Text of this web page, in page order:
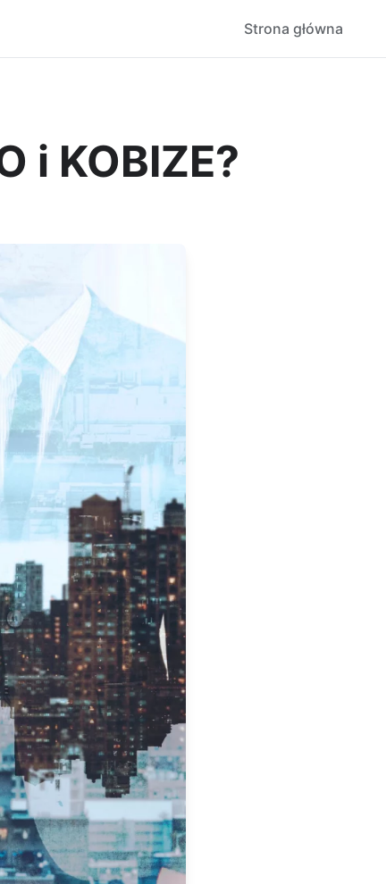
Strona główna
i KOBIZE?